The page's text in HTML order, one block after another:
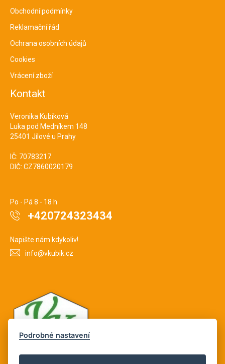
Obchodní podmínky
Reklamační řád
Ochrana osobních údajů
Cookies
Vrácení zboží
Kontakt
Veronika Kubíková
Luka pod Medníkem 148
25401 Jílové u Prahy
IČ: 70783217
DIČ: CZ7860020179
Po - Pá 8 - 18 h
+420724323434
Napište nám kdykoliv!
info@vkubik.cz
Podrobné nastavení